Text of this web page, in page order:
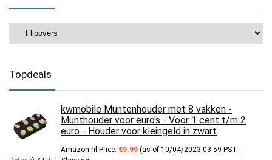
Topdeals
kwmobile Muntenhouder met 8 vakken -
Munthouder voor euro's - Voor 1 cent t/m 2
euro - Houder voor kleingeld in zwart
Amazon.nl Price: €9.99 (as of 10/04/2023 03:59 PST-